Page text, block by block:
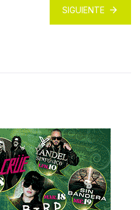
SIGUIENTE